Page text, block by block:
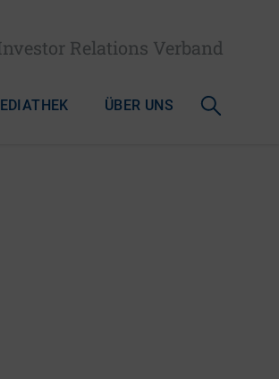
Relations Verband
ÜBER UNS